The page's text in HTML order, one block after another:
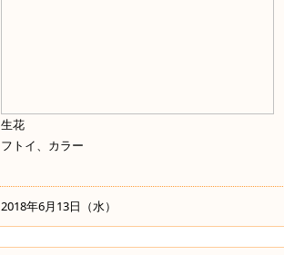
生花
フトイ、カラー
2018年6月13日（水）